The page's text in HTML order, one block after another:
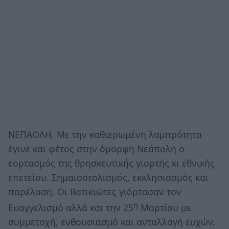
ΝΕΠΑΟΛΗ. Με την καθιερωμένη λαμπρότητα
έγινε και φέτος στην όμορφη Νεάπολη ο
εορτασμός της θρησκευτικής γιορτής κι εθνικής
επετείου. Σημαιοστολισμός, εκκλησιασμός και
παρέλαση. Οι Βατικιώτες γιόρτασαν τον
Ευαγγελισμό αλλά και την 25η Μαρτίου με
συμμετοχή, ενθουσιασμό και ανταλλαγή ευχών.